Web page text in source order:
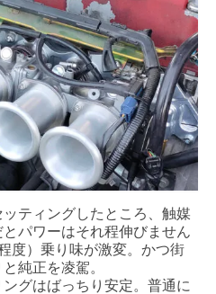
ティングしたところ、触媒
パワーはそれ程伸びません
度）乗り味が激変。かつ街
純正を凌駕。
グはばっちり安定。普通に